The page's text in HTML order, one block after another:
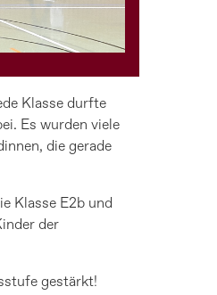
Klasse durfte
Es wurden viele
die gerade
Klasse E2b und
der
gestärkt!